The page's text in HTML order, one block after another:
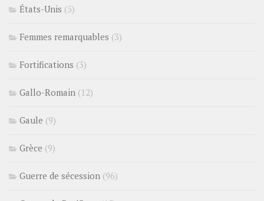
États-Unis (5)
Femmes remarquables (3)
Fortifications (3)
Gallo-Romain (12)
Gaule (9)
Grèce (9)
Guerre de sécession (96)